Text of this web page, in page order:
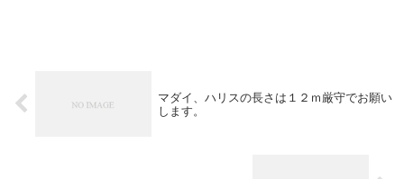
マダイ、ハリスの長さは１２ｍ厳守でお願い
します。